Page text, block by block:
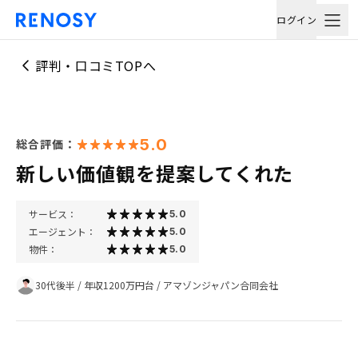
ログイン
評判・口コミTOPへ
総合評価： 5.0
新しい価値観を提案してくれた
サービス： 5.0
エージェント： 5.0
物件： 5.0
30代後半 / 年収1200万円台 / アマゾンジャパン合同会社